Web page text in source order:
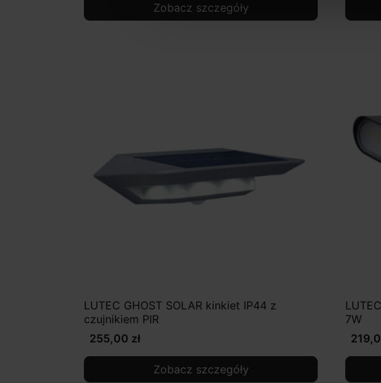
Zobacz szczegóły
LUTEC GHOST SOLAR kinkiet IP44 z
czujnikiem PIR
255,00 zł
Zobacz szczegóły
7W